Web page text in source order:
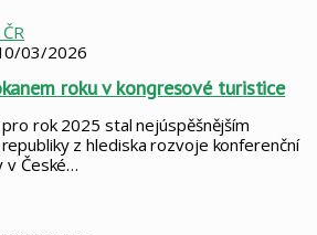
03/2026
roku v kongresové turistice
rok 2025 stal nejúspěšnějším
z hlediska rozvoje konferenční
v České…